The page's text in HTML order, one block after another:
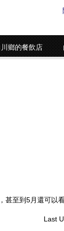
川鄉的餐飲店
甚至到5月還可以
Last